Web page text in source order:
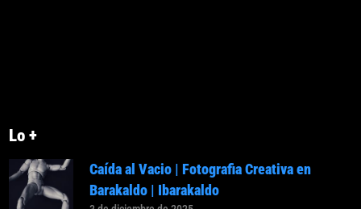
Lo +
Caída al Vacio | Fotografia Creativa en
Barakaldo | Ibarakaldo